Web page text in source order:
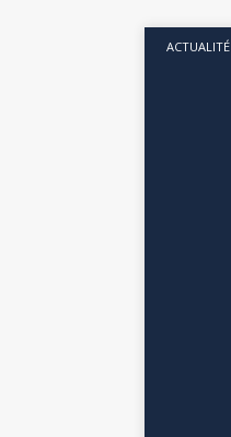
ACTUALITÉ